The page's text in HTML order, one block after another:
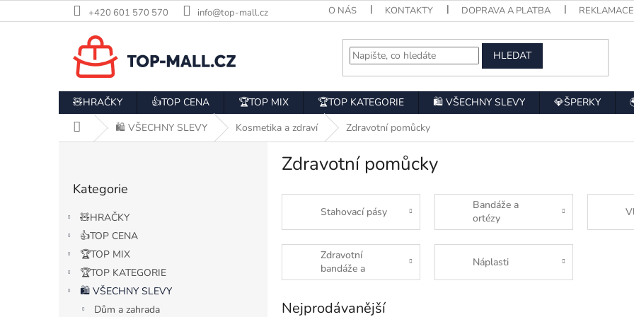
na
+420 601 570 570 info@top-mall.cz O NÁS KONTAKTY DOPRAVA A PLATBA REKLAMACE
HLEDAT
🧸HRAČKY 👍TOP CENA 🏆TOP MIX 🏆TOP KATEGORIE 🛍️ VŠECHNY SLEVY 💎ŠPERKY
Domů 🛍️ VŠECHNY SLEVY Kosmetika a zdraví Zdravotní pomůcky
kategorie
Kategorie
🧸HRAČKY
👍TOP CENA
🏆TOP MIX
🏆TOP KATEGORIE
🛍️ VŠECHNY SLEVY
Dům a zahrada
Zdravotní pomůcky
Stahovací pásy
Bandáže a
ortézy
Zdravotní
bandáže a
ortézy
Náplasti
Nejprodávanější